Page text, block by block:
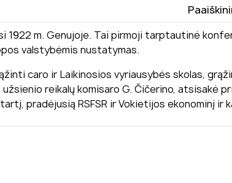
m. Genujoje. Tai pirmoji tarptautinė
valstybėmis nustatymas.
caro ir Laikinosios vyriausybės skolas,
užsienio reikalų komisaro G. Čičerino,
pradėjusią RSFSR ir Vokietijos ekonominį ir